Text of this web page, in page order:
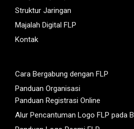
Struktur Jaringan
Majalah Digital FLP
Kontak
Cara Bergabung dengan FLP
Panduan Organisasi
Panduan Registrasi Online
Alur Pencantuman Logo FLP pada